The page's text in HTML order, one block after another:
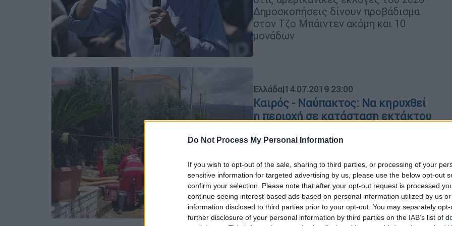
Do Not Process My Personal Information
If you wish to opt-out of the sale, sharing to third parties, or processing of your
sensitive information for targeted advertising by us, please use the below opt-out
confirm your selection. Please note that after your opt-out request is processed
continue seeing interest-based ads based on personal information utilized by us
information disclosed to third parties prior to your opt-out. You may separately
further disclosure of your personal information by third parties on the IAB’s list of
Δηµοσκοπήσεις δίνουν προβάδισµα
στον Τζο Μπάιντεν ακόµη και 10
µονάδων
Ελλάδα|14.07.2019 23:00
Καιρός - Ναύπακτος: Να κηρυχθεί
η περιοχή σε κατάσταση εκτάκτου
Ο Βουλευτής Αιτωλοκαρνανίας του
ΚΙΝ.ΑΛ. Δημήτρης Κωνσταντόπουλος
ζήτησε μέσω του ethnos.gr να
κηρυχθεί η περιοχή της Ναυπακτίας
σε κατάσταση εκτάκτου ανάγκης